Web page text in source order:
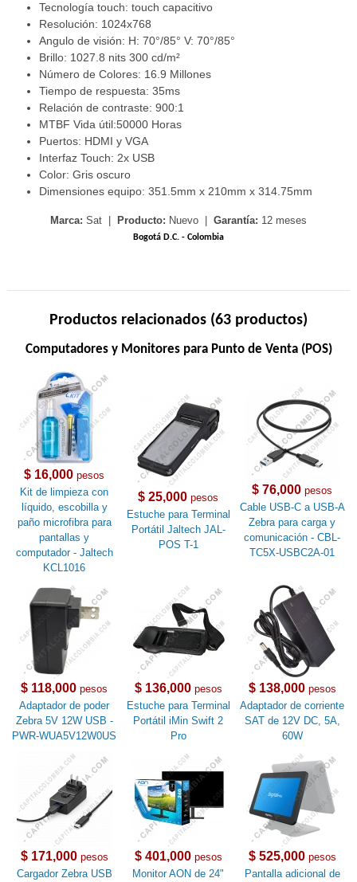
Tecnología touch: touch capacitivo
Resolución: 1024x768
Angulo de visión: H: 70°/85° V: 70°/85°
Brillo: 1027.8 nits 300 cd/m²
Número de Colores: 16.9 Millones
Tiempo de respuesta: 35ms
Relación de contraste: 900:1
MTBF Vida útil:50000 Horas
Puertos: HDMI y VGA
Interfaz Touch: 2x USB
Color: Gris oscuro
Dimensiones equipo: 351.5mm x 210mm x 314.75mm
Marca: Sat | Producto: Nuevo | Garantía: 12 meses
Bogotá D.C. - Colombia
Productos relacionados (63 productos)
Computadores y Monitores para Punto de Venta (POS)
$ 16,000 pesos
Kit de limpieza con
líquido, escobilla y
paño microfibra para
pantallas y
computador - Jaltech
KCL1016
$ 25,000 pesos
Estuche para Terminal
Portátil Jaltech JAL-
POS T-1
$ 76,000 pesos
Cable USB-C a USB-A
Zebra para carga y
comunicación - CBL-
TC5X-USBC2A-01
$ 118,000 pesos
Adaptador de poder
Zebra 5V 12W USB -
PWR-WUA5V12W0US
$ 136,000pesos
Estuche para Terminal
Portátil iMin Swift 2
Pro
$ 138,000pesos
Adaptador de corriente
SAT de 12V DC, 5A,
60W
$ 171,000pesos
Cargador Zebra USB
$ 401,000pesos
Monitor AON de 24"
$ 525,000pesos
Pantalla adicional de